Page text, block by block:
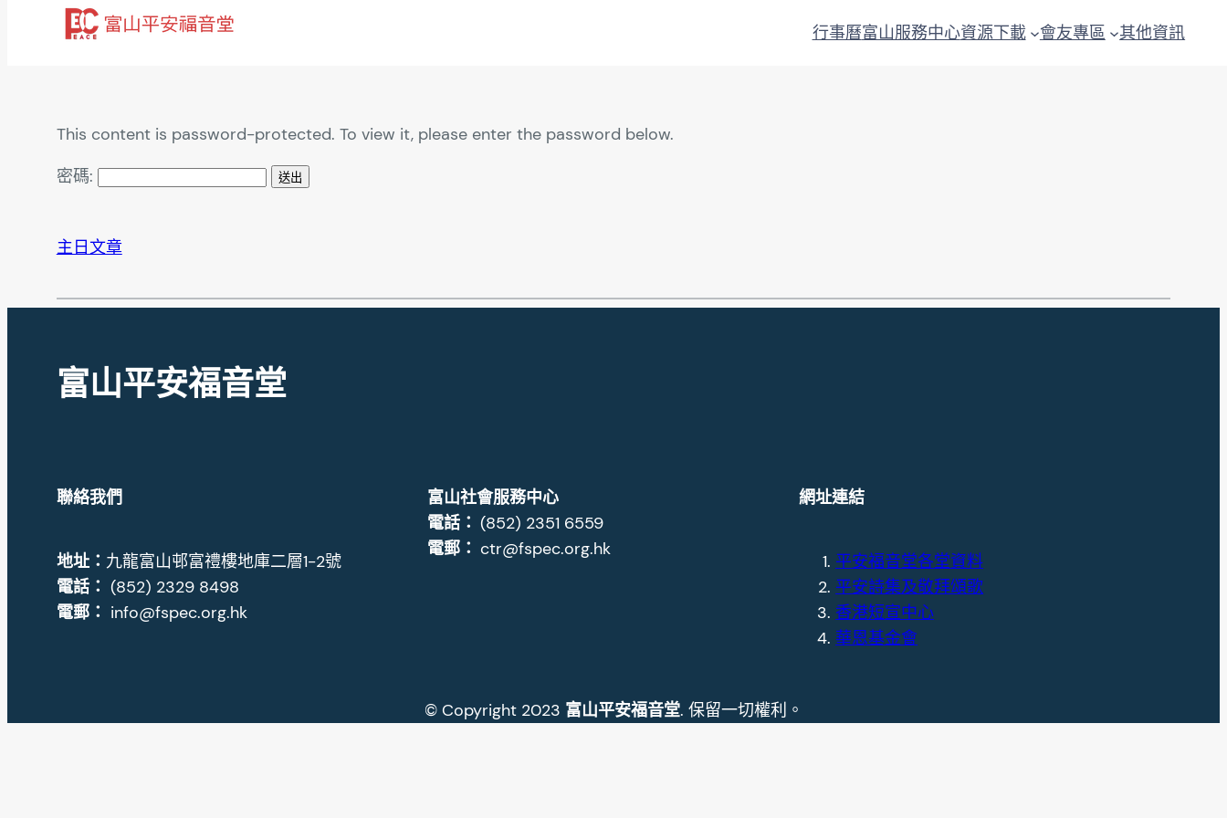
行事曆富山服務中心資源下載 會友專區 其他資訊
This content is password-protected. To view it, please enter the password below.
密碼:
主日文章
富山平安福音堂
聯絡我們
地址： 九龍富山邨富禮樓地庫二層1-2號
電話： (852) 2329 8498
電郵： info@fspec.org.hk
富山社會服務中心
電話：(852) 2351 6559
電郵：ctr@fspec.org.hk
網址連結
平安福音堂各堂資料
平安詩集及敬拜頌歌
香港短宣中心
華恩基金會
© Copyright 2023 富山平安福音堂. 保留一切權利。